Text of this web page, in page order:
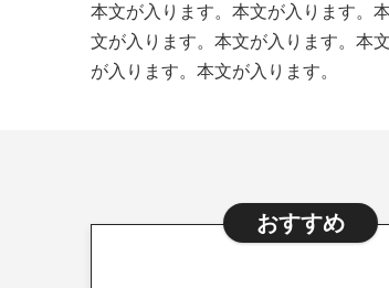
本文が入ります。本文が入ります。
文が入ります。本文が入ります。本
が入ります。本文が入ります。
おすすめ